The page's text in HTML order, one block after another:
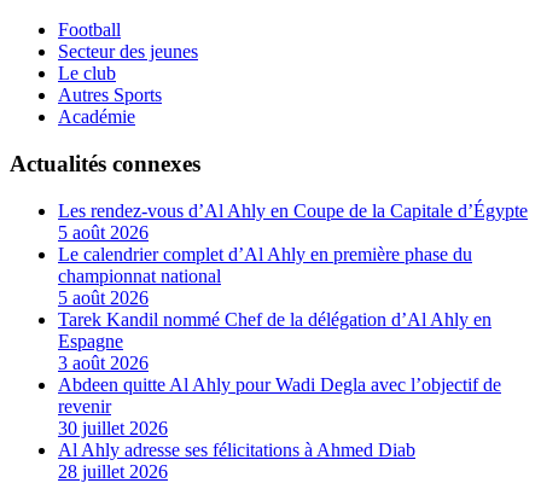
Football
Secteur des jeunes
Le club
Autres Sports
Académie
Actualités connexes
Les rendez-vous d’Al Ahly en Coupe de la Capitale d’Égypte
5 août 2026
Le calendrier complet d’Al Ahly en première phase du
championnat national
5 août 2026
Tarek Kandil nommé Chef de la délégation d’Al Ahly en
Espagne
3 août 2026
Abdeen quitte Al Ahly pour Wadi Degla avec l’objectif de
revenir
30 juillet 2026
Al Ahly adresse ses félicitations à Ahmed Diab
28 juillet 2026